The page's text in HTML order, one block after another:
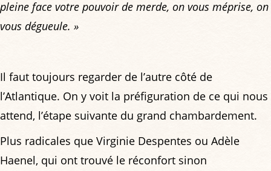
pleine face votre pouvoir de merde, on vous méprise, on
vous dégueule. »
Il faut toujours regarder de l’autre côté de
l’Atlantique. On y voit la préfiguration de ce qui nous
attend, l’étape suivante du grand chambardement.
Plus radicales que Virginie Despentes ou Adèle
Haenel, qui ont trouvé le réconfort sinon